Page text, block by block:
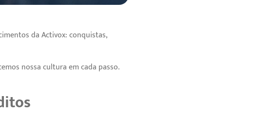
da Activox: conquistas,
nossa cultura em cada passo.